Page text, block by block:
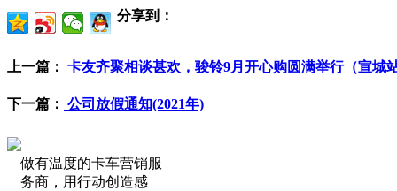
分享到：
上一篇： 卡友齐聚相谈甚欢，骏铃9月开心购圆满举行（宣城
下一篇： 公司放假通知(2021年)
做有温度的卡车营销服
务商，用行动创造感